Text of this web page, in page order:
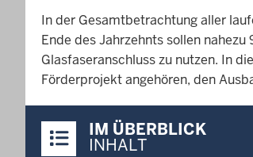
In der Gesamtbetrachtung aller
Ende des Jahrzehnts sollen
Glasfaseranschluss zu nutzen. In
Förderprojekt angehören, den
Inhalte
IM ÜBERBLICK
INHALT